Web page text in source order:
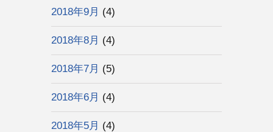
2018年9月 (4)
2018年8月 (4)
2018年7月 (5)
2018年6月 (4)
2018年5月 (4)